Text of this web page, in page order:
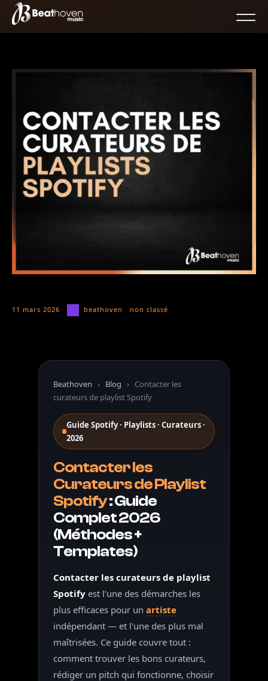
11 mars 2026 beathoven non classé
Beathoven › Blog › Contacter les
curateurs de playlist Spotify
Guide Spotify · Playlists · Curateurs ·
2026
Contacter les
Curateurs de Playlist
Spotify: Guide
Complet 2026
(Méthodes +
Templates)
Contacter les curateurs de playlist
Spotifyest l'une des démarches les
plus efficaces pour un artiste
indépendant — et l'une des plus mal
maîtrisées. Ce guide couvre tout :
comment trouver les bons curateurs,
rédiger un pitch qui fonctionne, choisir